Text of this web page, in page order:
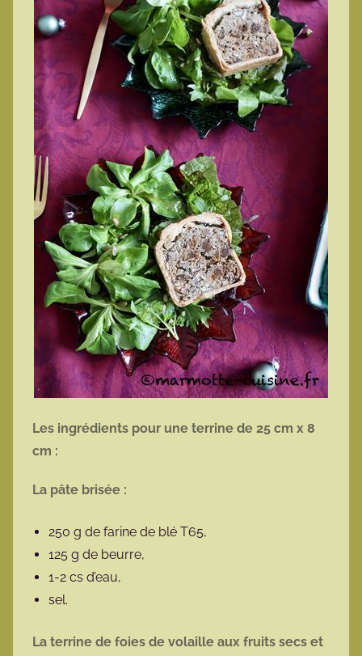
Les ingrédients pour une terrine de 25 cm x 8
cm :
La pâte brisée :
250 g de farine de blé T65,
125 g de beurre,
1-2 cs d’eau,
sel.
La terrine de foies de volaille aux fruits secs et